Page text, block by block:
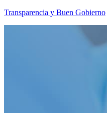
Transparencia y Buen Gobierno